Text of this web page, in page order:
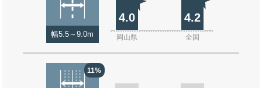
幅5.5～9.0m
4.0 4.2
岡山県 全国
11%